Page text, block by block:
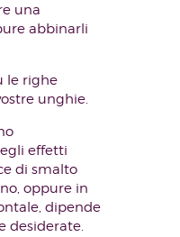
una
abbinarli
le righe
unghie.
effetti
di smalto
oppure in
dipende
desiderate.